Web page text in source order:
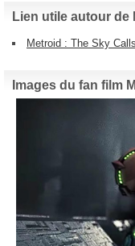
Lien utile autour de
Metroid : The Sky
Images du fan film